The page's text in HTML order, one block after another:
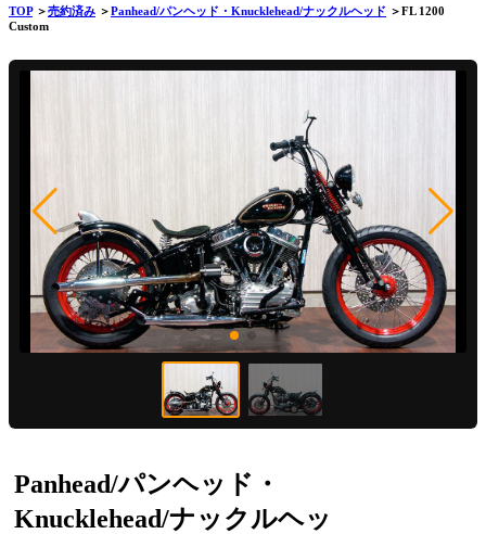
TOP＞売約済み ＞Panhead/パンヘッド・Knucklehead/ナックルヘッド ＞FL 1200
Custom
Panhead/パンヘッド・
Knucklehead/ナックルヘッ